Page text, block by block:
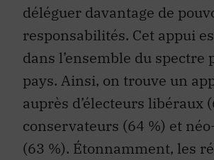
déléguer davantage de
responsabilités. Cet appui
dans l’ensemble du spectre
pays. Ainsi, on trouve un
auprès d’électeurs libéraux
conservateurs (64 %) et
(63 %). Étonnamment, les